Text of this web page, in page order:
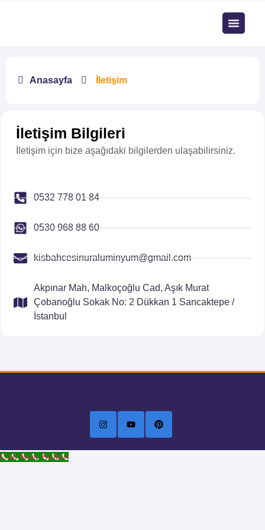
Anasayfa İletişim
İletişim Bilgileri
İletişim için bize aşağıdaki bilgilerden ulaşabilirsiniz.
0532 778 01 84
0530 968 88 60
kisbahcesinuraluminyum@gmail.com
Akpınar Mah, Malkoçoğlu Cad, Aşık Murat
Çobanoğlu Sokak No: 2 Dükkan 1 Sancaktepe /
İstanbul
Call Now Button